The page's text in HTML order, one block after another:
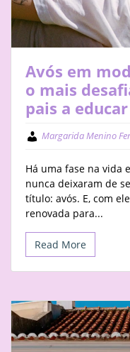
Avós em
o mais
pais a
Margarida Menino
Há uma fase na vida
nunca deixaram de
título: avós. E, com
renovada para...
Read More